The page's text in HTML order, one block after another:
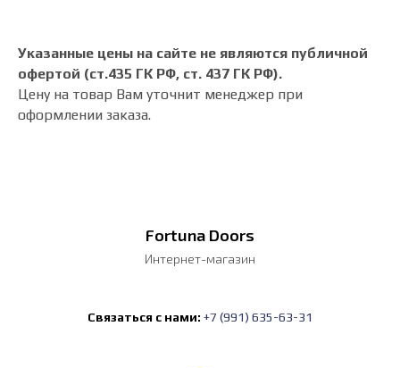
Указанные цены на сайте не являются публичной
офертой (ст.435 ГК РФ, cт. 437 ГК РФ).
Цену на товар Вам уточнит менеджер при
оформлении заказа.
Fortuna Doors
Интернет-магазин
Связаться с нами: +7 (991) 635-63-31